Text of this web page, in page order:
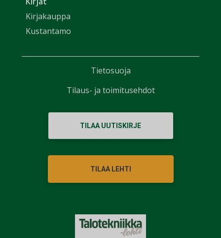
Kirjakauppa
Kustantamo
TILAA UUTISKIRJE
TILAA LEHTI
Tietosuoja
Tilaus- ja toimitusehdot